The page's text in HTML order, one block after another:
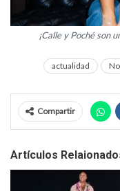
¡Calle y Poché son
actualidad
Compartir
Artículos